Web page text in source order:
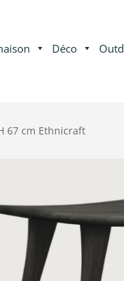
Déco
67 cm Ethnicraft